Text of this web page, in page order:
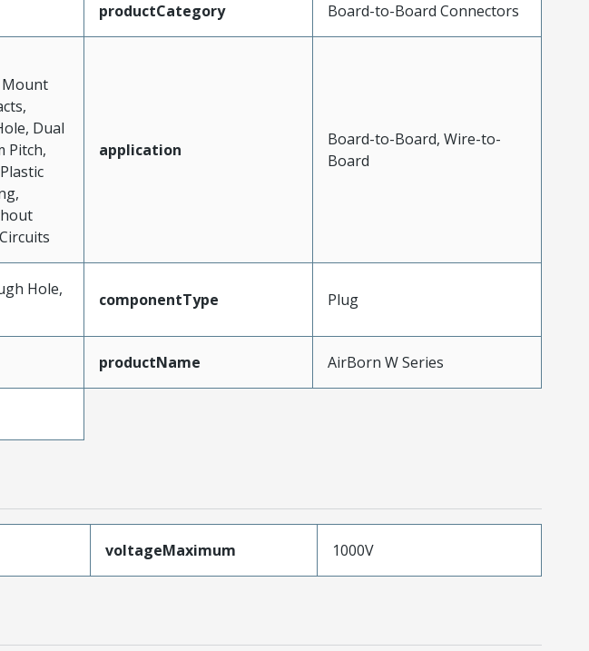
productCategory Board-to-Board Connectors
Mount
Dual
Pitch,
application
Board-to-Board, Wire-to-
Board
Hole,
componentType Plug
productName AirBorn W Series
voltageMaximum 1000V